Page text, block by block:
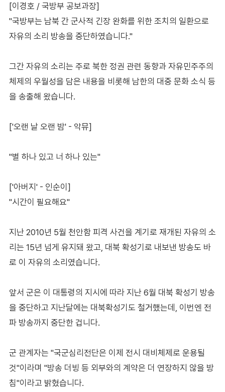
[이경호 / 국방부 공보과장]
"국방부는 남북 간 군사적 긴장 완화를 위한 조치의 일환으로
자유의 소리 방송을 중단하였습니다."
그간 자유의 소리는 주로 북한 정권 관련 동향과 자유민주주의
체제의 우월성을 담은 내용을 비롯해 남한의 대중 문화 소식 등
을 송출해 왔습니다.
['오랜 날 오랜 밤' - 악뮤]
"별 하나 있고 너 하나 있는"
['아버지' - 인순이]
"시간이 필요해요"
지난 2010년 5월 천안함 피격 사건을 계기로 재개된 자유의 소
리는 15년 넘게 유지돼 왔고, 대북 확성기로 내보낸 방송도 바
로 이 자유의 소리였습니다.
앞서 군은 이 대통령의 지시에 따라 지난 6월 대북 확성기 방송
을 중단하고 지난달에는 대북확성기도 철거했는데, 이번엔 전
파 방송까지 중단한 겁니다.
군 관계자는 "국군심리전단은 이제 전시 대비체제로 운용될
것"이라며 "방송 더빙 등 외부와의 계약은 더 연장하지 않을 방
침"이라고 밝혔습니다.